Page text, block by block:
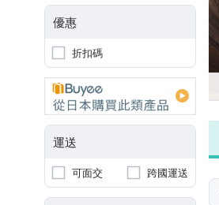
優惠
折扣碼
運送
可面交 跨國運送